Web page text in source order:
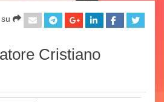
Cristiano